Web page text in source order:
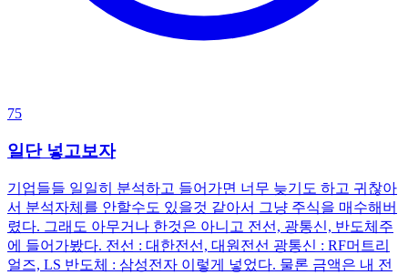
75
일단 넣고보자
기업들들 일일히 분석하고 들어가면 너무 늦기도 하고 귀찮아
서 분석자체를 안할수도 있을것 같아서 그냥 주식을 매수해버
렸다. 그래도 아무거나 한것은 아니고 전선, 광통신, 반도체주
에 들어가봤다. 전선 : 대한전선, 대원전선 광통신 : RF머트리
얼즈, LS 반도체 : 삼성전자 이렇게 넣었다. 물론 금액은 내 전